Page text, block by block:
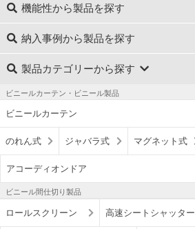
機能性から製品を探す
納入事例から製品を探す
製品カテゴリーから探す
ビニールカーテン・ビニール製品
ビニールカーテン
のれん式 ジャバラ式 マグネット式
アコーディオンドア
ビニール間仕切り製品
ロールスクリーン 高速シートシャッター